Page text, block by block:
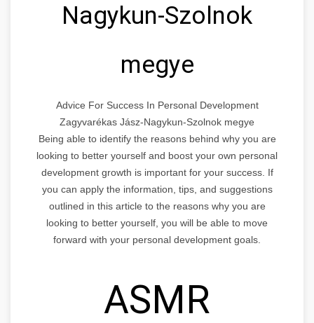
Nagykun-Szolnok
megye
Advice For Success In Personal Development
Zagyvarékas Jász-Nagykun-Szolnok megye
Being able to identify the reasons behind why you are
looking to better yourself and boost your own personal
development growth is important for your success. If
you can apply the information, tips, and suggestions
outlined in this article to the reasons why you are
looking to better yourself, you will be able to move
forward with your personal development goals.
ASMR